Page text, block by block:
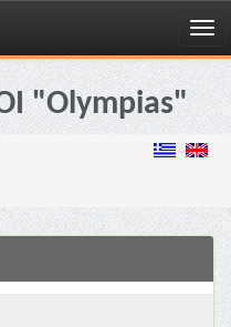
"Olympias"